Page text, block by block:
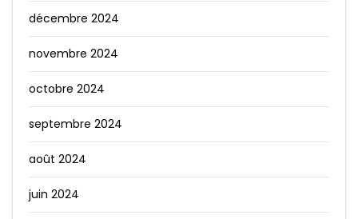
décembre 2024
novembre 2024
octobre 2024
septembre 2024
août 2024
juin 2024